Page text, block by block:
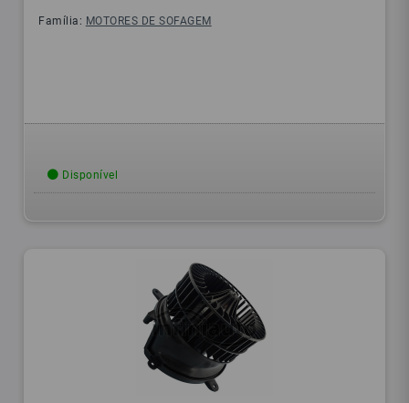
Família: MOTORES DE SOFAGEM
Disponível